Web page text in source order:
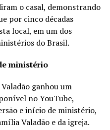
o casal, demonstrando
por cinco décadas
local, em um dos
do Brasil.
ministério
ganhou um
no YouTube,
e início de ministério,
Valadão e da igreja.